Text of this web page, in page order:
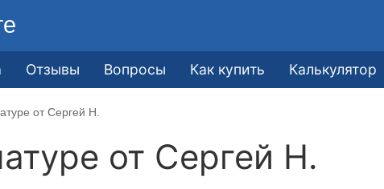
Отзывы Вопросы Как купить Калькулятор
от Сергей Н.
от Сергей Н.